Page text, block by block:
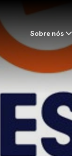
Sobre nós